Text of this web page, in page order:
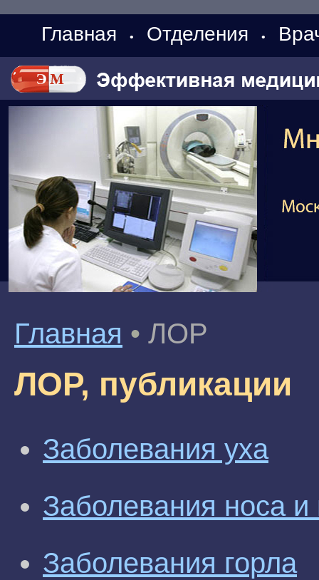
Главная • Отделения •
Главная • ЛОР
ЛОР, публикации
Заболевания уха
Заболевания носа и
Заболевания горла